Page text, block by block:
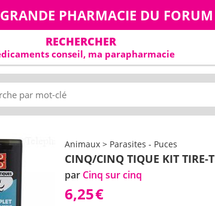
GRANDE PHARMACIE DU FORUM
RECHERCHER
conseil, ma parapharmacie
Animaux > Parasites - Puces
CINQ/CINQ TIQUE KIT TIRE-
par Cinq sur cinq
6,25€